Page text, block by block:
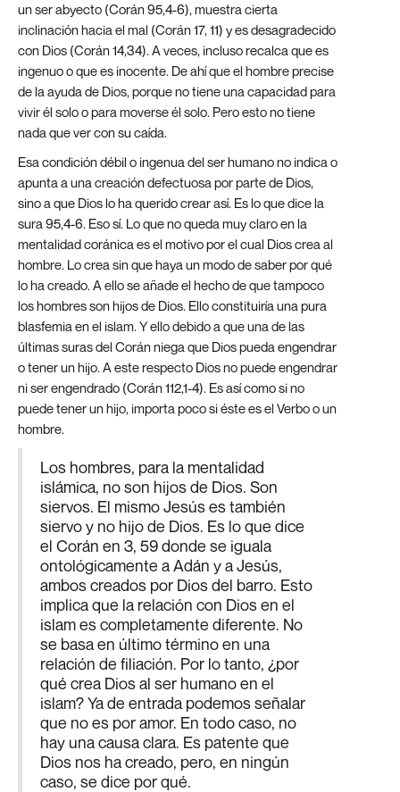
un ser abyecto (Corán 95,4-6), muestra cierta
inclinación hacia el mal (Corán 17, 11) y es desagradecido
con Dios (Corán 14,34). A veces, incluso recalca que es
ingenuo o que es inocente. De ahí que el hombre precise
de la ayuda de Dios, porque no tiene una capacidad para
vivir él solo o para moverse él solo. Pero esto no tiene
nada que ver con su caída.
Esa condición débil o ingenua del ser humano no indica o
apunta a una creación defectuosa por parte de Dios,
sino a que Dios lo ha querido crear así. Es lo que dice la
sura 95,4-6. Eso sí. Lo que no queda muy claro en la
mentalidad coránica es el motivo por el cual Dios crea al
hombre. Lo crea sin que haya un modo de saber por qué
lo ha creado. A ello se añade el hecho de que tampoco
los hombres son hijos de Dios. Ello constituiría una pura
blasfemia en el islam. Y ello debido a que una de las
últimas suras del Corán niega que Dios pueda engendrar
o tener un hijo. A este respecto Dios no puede engendrar
ni ser engendrado (Corán 112,1-4). Es así como si no
puede tener un hijo, importa poco si éste es el Verbo o un
hombre.
Los hombres, para la mentalidad
islámica, no son hijos de Dios. Son
siervos. El mismo Jesús es también
siervo y no hijo de Dios. Es lo que dice
el Corán en 3, 59 donde se iguala
ontológicamente a Adán y a Jesús,
ambos creados por Dios del barro. Esto
implica que la relación con Dios en el
islam es completamente diferente. No
se basa en último término en una
relación de filiación. Por lo tanto, ¿por
qué crea Dios al ser humano en el
islam? Ya de entrada podemos señalar
que no es por amor. En todo caso, no
hay una causa clara. Es patente que
Dios nos ha creado, pero, en ningún
caso, se dice por qué.